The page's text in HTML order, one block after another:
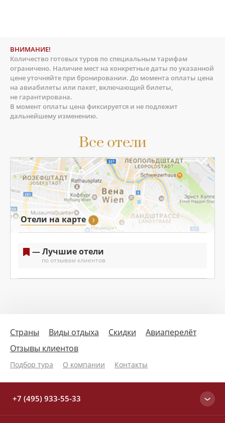
Все отели
Отели на карте
— Лучшие отели
по отзывам клиентов
ВНИМАНИЕ!
Количество готовых туров по специальным тарифам
ограничено. Наличие мест на конкретные даты по указанной
цене уточняйте при бронировании. До момента оплаты цена
на авиабилеты или пакет, включающий билеты,
не гарантирована.
В момент оплаты цена фиксируется и не подлежит
дальнейшему изменению.
Страны Виды отдыха Скидки
Авиаперелёт
Отзывы клиентов
Подбор тура О компании Контакты
+7 (495) 933-55-33